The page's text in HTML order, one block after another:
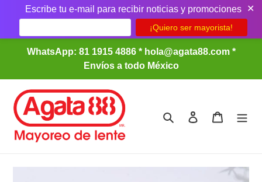
Escribe tu e-mail para recibir noticias y promociones ✕
directamente
contenido
WhatsApp: 81 1915 4886 * hola@agata88.com *
Envíos a todo México
Buscar Ingresar Carrito